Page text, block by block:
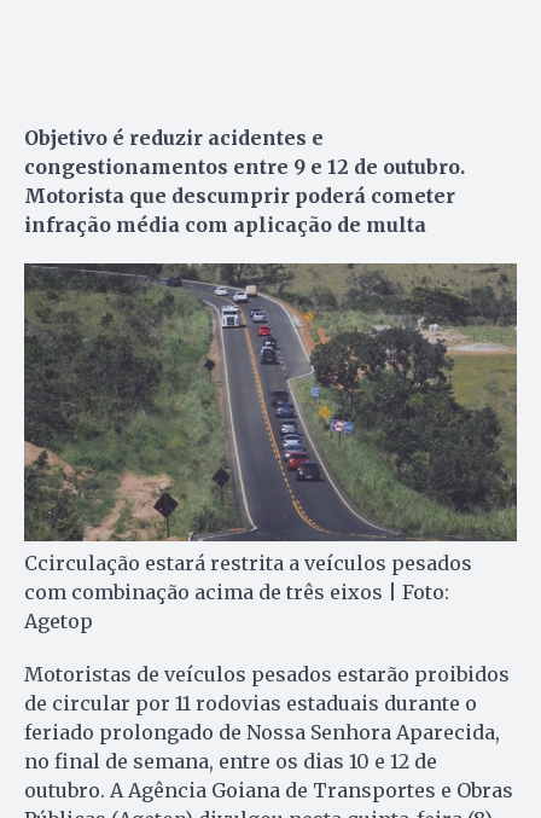
Objetivo é reduzir acidentes e
congestionamentos entre 9 e 12 de outubro.
Motorista que descumprir poderá cometer
infração média com aplicação de multa
Ccirculação estará restrita a veículos pesados
com combinação acima de três eixos | Foto:
Agetop
Motoristas de veículos pesados estarão proibidos
de circular por 11 rodovias estaduais durante o
feriado prolongado de Nossa Senhora Aparecida,
no final de semana, entre os dias 10 e 12 de
outubro. A Agência Goiana de Transportes e Obras